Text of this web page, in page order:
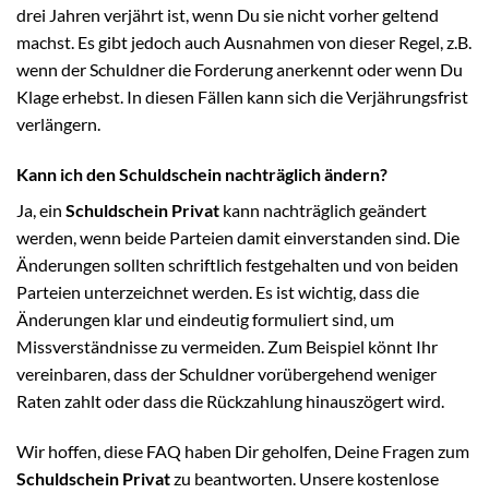
drei Jahren verjährt ist, wenn Du sie nicht vorher geltend
machst. Es gibt jedoch auch Ausnahmen von dieser Regel, z.B.
wenn der Schuldner die Forderung anerkennt oder wenn Du
Klage erhebst. In diesen Fällen kann sich die Verjährungsfrist
verlängern.
Kann ich den Schuldschein nachträglich ändern?
Ja, ein Schuldschein Privat kann nachträglich geändert
werden, wenn beide Parteien damit einverstanden sind. Die
Änderungen sollten schriftlich festgehalten und von beiden
Parteien unterzeichnet werden. Es ist wichtig, dass die
Änderungen klar und eindeutig formuliert sind, um
Missverständnisse zu vermeiden. Zum Beispiel könnt Ihr
vereinbaren, dass der Schuldner vorübergehend weniger
Raten zahlt oder dass die Rückzahlung hinauszögert wird.
Wir hoffen, diese FAQ haben Dir geholfen, Deine Fragen zum
Schuldschein Privatzu beantworten. Unsere kostenlose